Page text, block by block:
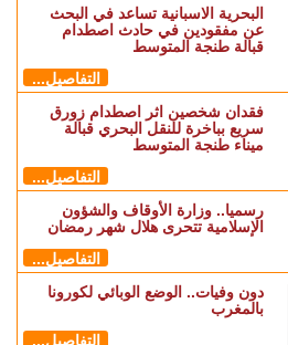
البحرية الاسبانية تساعد في البحث
عن مفقودين في حادث اصطدام
قبالة طنجة المتوسط
التفاصيل...
فقدان شخصين اثر اصطدام زورق
سريع بباخرة للنقل البحري قبالة
ميناء طنجة المتوسط
التفاصيل...
رسميا.. وزارة الأوقاف والشؤون
الإسلامية تتحرى هلال شهر رمضان
التفاصيل...
دون وفيات.. الوضع الوبائي لكورونا
بالمغرب
التفاصيل...